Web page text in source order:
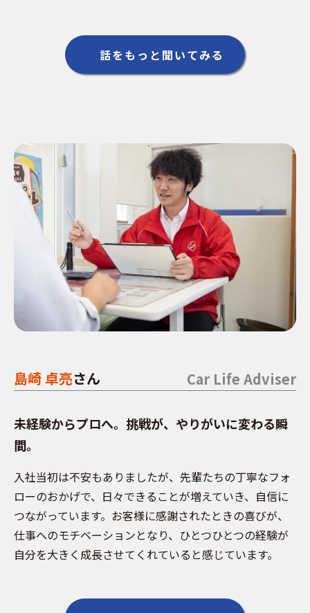
話をもっと聞いてみる
島崎 卓亮さん
未経験からプロへ。挑戦が、やりがいに変わる瞬
間。
入社当初は不安もありましたが、先輩たちの丁寧なフォ
ローのおかげで、日々できることが増えていき、自信に
つながっています。お客様に感謝されたときの喜びが、
仕事へのモチベーションとなり、ひとつひとつの経験が
自分を大きく成長させてくれていると感じています。